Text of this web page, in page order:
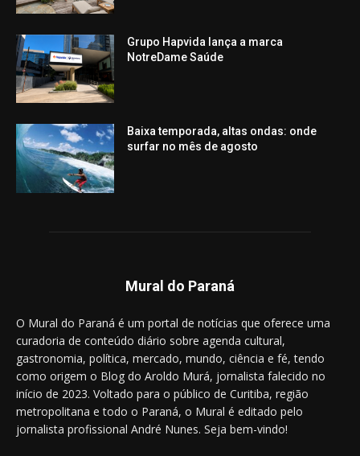
Grupo Hapvida lança a marca
NotreDame Saúde
Baixa temporada, altas ondas: onde
surfar no mês de agosto
Mural do Paraná
O Mural do Paraná é um portal de notícias que oferece uma
curadoria de conteúdo diário sobre agenda cultural,
gastronomia, política, mercado, mundo, ciência e fé, tendo
como origem o Blog do Aroldo Murá, jornalista falecido no
início de 2023. Voltado para o público de Curitiba, região
metropolitana e todo o Paraná, o Mural é editado pelo
jornalista profissional André Nunes. Seja bem-vindo!